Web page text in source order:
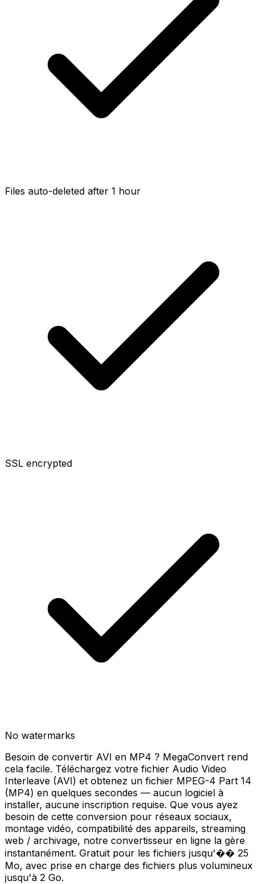
Files auto-deleted after 1 hour
SSL encrypted
No watermarks
Besoin de convertir AVI en MP4 ? MegaConvert rend
cela facile. Téléchargez votre fichier Audio Video
Interleave (AVI) et obtenez un fichier MPEG-4 Part 14
(MP4) en quelques secondes — aucun logiciel à
installer, aucune inscription requise. Que vous ayez
besoin de cette conversion pour réseaux sociaux,
montage vidéo, compatibilité des appareils, streaming
web / archivage, notre convertisseur en ligne la gère
instantanément. Gratuit pour les fichiers jusqu'�� 25
Mo, avec prise en charge des fichiers plus volumineux
jusqu'à 2 Go.